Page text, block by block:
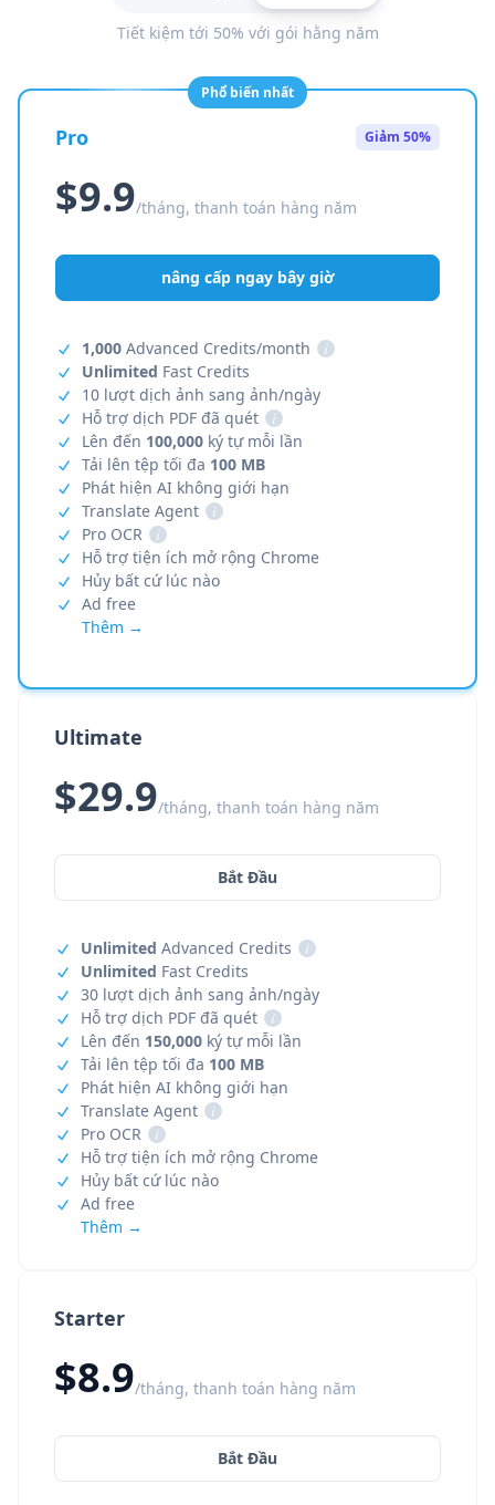
Tiết kiệm tới 50% với gói hằng năm
Starter
$8.9/tháng, thanh toán hàng năm
Bắt Đầu
Phổ biến nhất
Pro Giảm 50%
$9.9/tháng, thanh toán hàng năm
nâng cấp ngay bây giờ
1,000 Advanced Credits/month
i
Unlimited Fast Credits
10 lượt dịch ảnh sang ảnh/ngày
Hỗ trợ dịch PDF đã quét
i
Lên đến 100,000 ký tự mỗi lần
Tải lên tệp tối đa 100 MB
Phát hiện AI không giới hạn
Translate Agent
i
Pro OCR
i
Hỗ trợ tiện ích mở rộng Chrome
Hủy bất cứ lúc nào
Ad free
Thêm →
Ultimate
$29.9/tháng, thanh toán hàng năm
Bắt Đầu
Unlimited Advanced Credits
i
Unlimited Fast Credits
30 lượt dịch ảnh sang ảnh/ngày
Hỗ trợ dịch PDF đã quét
i
Lên đến 150,000 ký tự mỗi lần
Tải lên tệp tối đa 100 MB
Phát hiện AI không giới hạn
Translate Agent
i
Pro OCR
i
Hỗ trợ tiện ích mở rộng Chrome
Hủy bất cứ lúc nào
Ad free
Thêm →